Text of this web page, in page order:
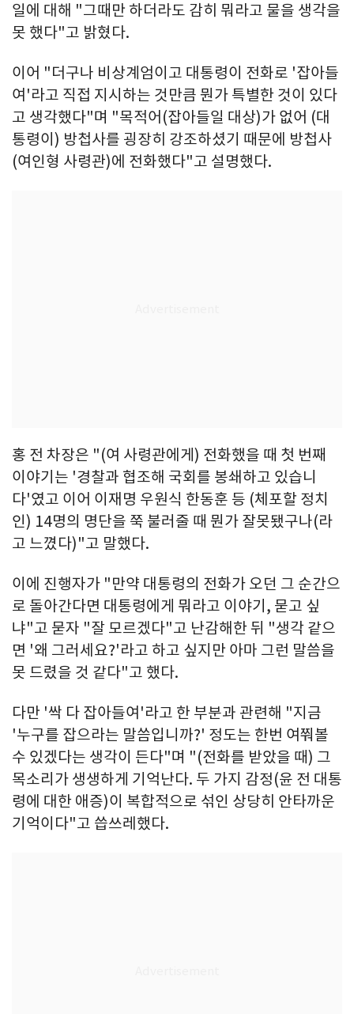
일에 대해 "그때만 하더라도 감히 뭐라고 물을 생각을
못 했다"고 밝혔다.
이어 "더구나 비상계엄이고 대통령이 전화로 '잡아들
여'라고 직접 지시하는 것만큼 뭔가 특별한 것이 있다
고 생각했다"며 "목적어(잡아들일 대상)가 없어 (대
통령이) 방첩사를 굉장히 강조하셨기 때문에 방첩사
(여인형 사령관)에 전화했다"고 설명했다.
홍 전 차장은 "(여 사령관에게) 전화했을 때 첫 번째
이야기는 '경찰과 협조해 국회를 봉쇄하고 있습니
다'였고 이어 이재명 우원식 한동훈 등 (체포할 정치
인) 14명의 명단을 쭉 불러줄 때 뭔가 잘못됐구나(라
고 느꼈다)"고 말했다.
이에 진행자가 "만약 대통령의 전화가 오던 그 순간으
로 돌아간다면 대통령에게 뭐라고 이야기, 묻고 싶
냐"고 묻자 "잘 모르겠다"고 난감해한 뒤 "생각 같으
면 '왜 그러세요?'라고 하고 싶지만 아마 그런 말씀을
못 드렸을 것 같다"고 했다.
다만 '싹 다 잡아들여'라고 한 부분과 관련해 "지금
'누구를 잡으라는 말씀입니까?' 정도는 한번 여쭤볼
수 있겠다는 생각이 든다"며 "(전화를 받았을 때) 그
목소리가 생생하게 기억난다. 두 가지 감정(윤 전 대통
령에 대한 애증)이 복합적으로 섞인 상당히 안타까운
기억이다"고 씁쓰레했다.